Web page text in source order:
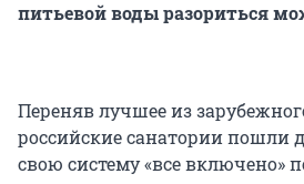
питьевой воды разориться
Переняв лучшее из
российские санатории пошли
свою систему «все включено»